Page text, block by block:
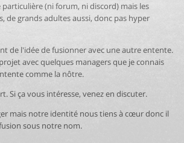
(ni forum, ni discord) mais les
de grands adultes aussi, donc pas hyper
de l'idée de fusionner avec une autre entente.
avec quelques managers que je connais
comme la nôtre.
Si ça vous intéresse, venez en discuter.
mais notre identité nous tiens à cœur donc il
sous notre nom.